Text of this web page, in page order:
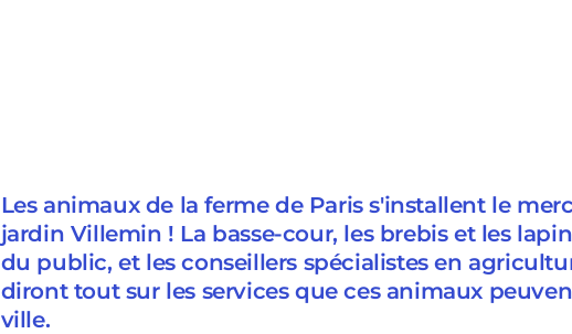
Les animaux de la ferme de Paris s'installent le
jardin Villemin ! La basse-cour, les brebis et les
du public, et les conseillers spécialistes en
diront tout sur les services que ces animaux
ville.